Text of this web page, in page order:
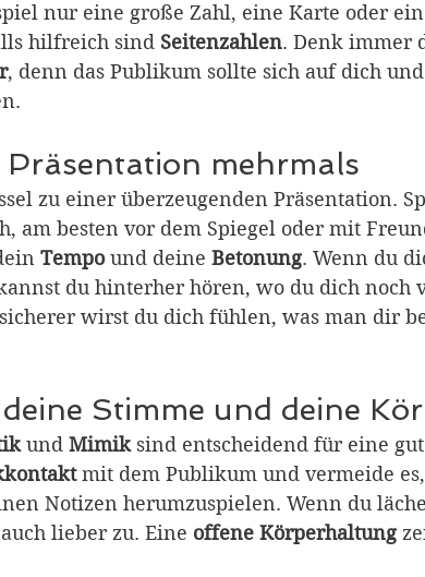
nur eine große Zahl, eine Karte oder
hilfreich sind Seitenzahlen. Denk immer
, denn das Publikum sollte sich auf dich
Präsentation mehrmals
zu einer überzeugenden Präsentation.
am besten vor dem Spiegel oder mit
Tempo und deine Betonung. Wenn du
du hinterher hören, wo du dich noch
wirst du dich fühlen, was man dir
Stimme und deine
und Mimik sind entscheidend für eine
mit dem Publikum und vermeide
Notizen herumzuspielen. Wenn du
lieber zu. Eine offene Körperhaltung